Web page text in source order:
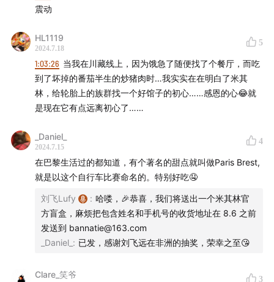
工厂里的游泳课
震动
HL1119
2024.7.18
5
1:03:26 当我在川藏线上，因为饿急了随便找了个餐厅，而吃
到了坏掉的番茄半生的炒猪肉时…我实实在在明白了米其
林，给轮胎上的族群找一个好馆子的初心……感恩的心😂就
是现在它有点远离初心了……
_Daniel_
2024.7.15
4
在巴黎生活过的都知道，有个著名的甜点就叫做Paris Brest,
就是以这个自行车比赛命名的。特别好吃🤤
刘飞Lufy : 哈喽，🎉恭喜，我们将送出一个米其林官
方盲盒，麻烦把包含姓名和手机号的收货地址在 8.6 之前
发送到 bannatie@163.com
_Daniel_ : 已发，感谢刘飞远在非洲的抽奖，荣幸之至😘
Clare_笑爷 3